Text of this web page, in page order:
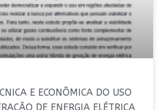
E ECONÔMICA DO USO
DE ENERGIA ELÉTRICA